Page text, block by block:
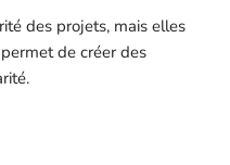
des projets, mais elles
de créer des